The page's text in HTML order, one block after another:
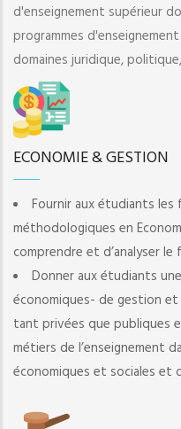
d'enseignement supérieur
programmes
domaines juridique,
ECONOMIE & GESTION
Fournir aux étudiants
méthodologiques en
comprendre et d’analyser
Donner aux étudiants
économiques- de gestion
tant privées que publiques
métiers de l’enseignement
économiques et sociales et